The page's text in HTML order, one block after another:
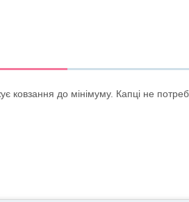
ковзання до мінімуму. Капці не